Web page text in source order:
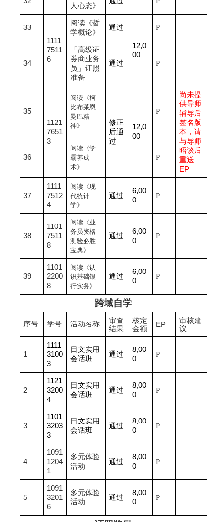
人心态》
33
1111
7511
6
阅读《哲
学概论》
通过
12,0
00
P
34
「高级证
券商业务
员」证照
准备
通过 P
35
1121
7651
3
阅读《柯
比布莱恩
曼巴精
神》
修正
后通
过
12,0
00
P
尚未提
供导师
辅导后
签名版
本，请
与导师
晤谈后
重送
EP
36
阅读《学
霸养成
术》
P
37
1111
7512
4
阅读《现
代统计
学》
通过
6,00
0
P
38
1101
7511
8
阅读《业
务员资格
测验必胜
宝典》
通过
6,00
0
P
39
1101
2200
8
阅读《认
识基础银
行实务》
通过
6,00
0
P
跨域自学
序号 学号 活动名称
审查
结果
核定
金额
EP
审核建
议
1
1111
3100
3
日文实用
会话班
通过
8,00
0
P
2
1121
3200
4
日文实用
会话班
通过
8,00
0
P
3
1101
3203
3
日文实用
会话班
通过
8,00
0
P
4
1091
1204
1
多元体验
活动
通过
8,00
0
P
5
1091
3201
6
多元体验
活动
通过
8,00
0
P